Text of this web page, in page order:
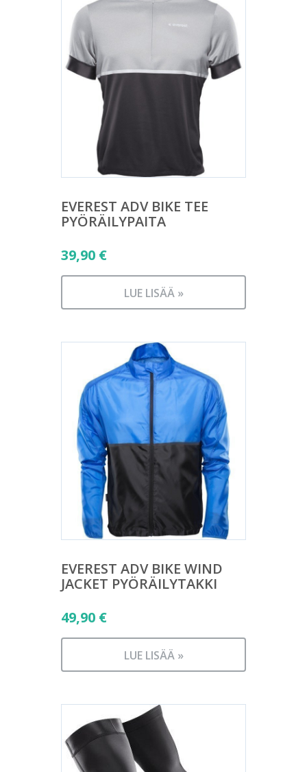
EVEREST ADV BIKE TEE
PYÖRÄILYPAITA
39,90 €
LUE LISÄÄ »
EVEREST ADV BIKE WIND
JACKET PYÖRÄILYTAKKI
49,90 €
LUE LISÄÄ »